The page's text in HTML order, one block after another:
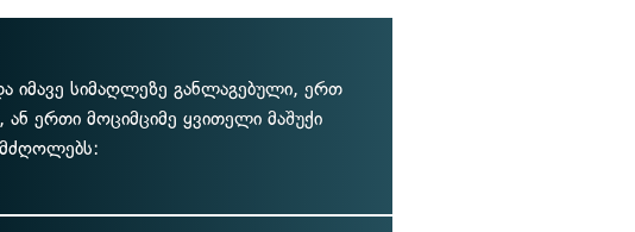
იმავე სიმაღლეზე განლაგებული, ერთ
ერთი მოციმციმე ყვითელი მაშუქი